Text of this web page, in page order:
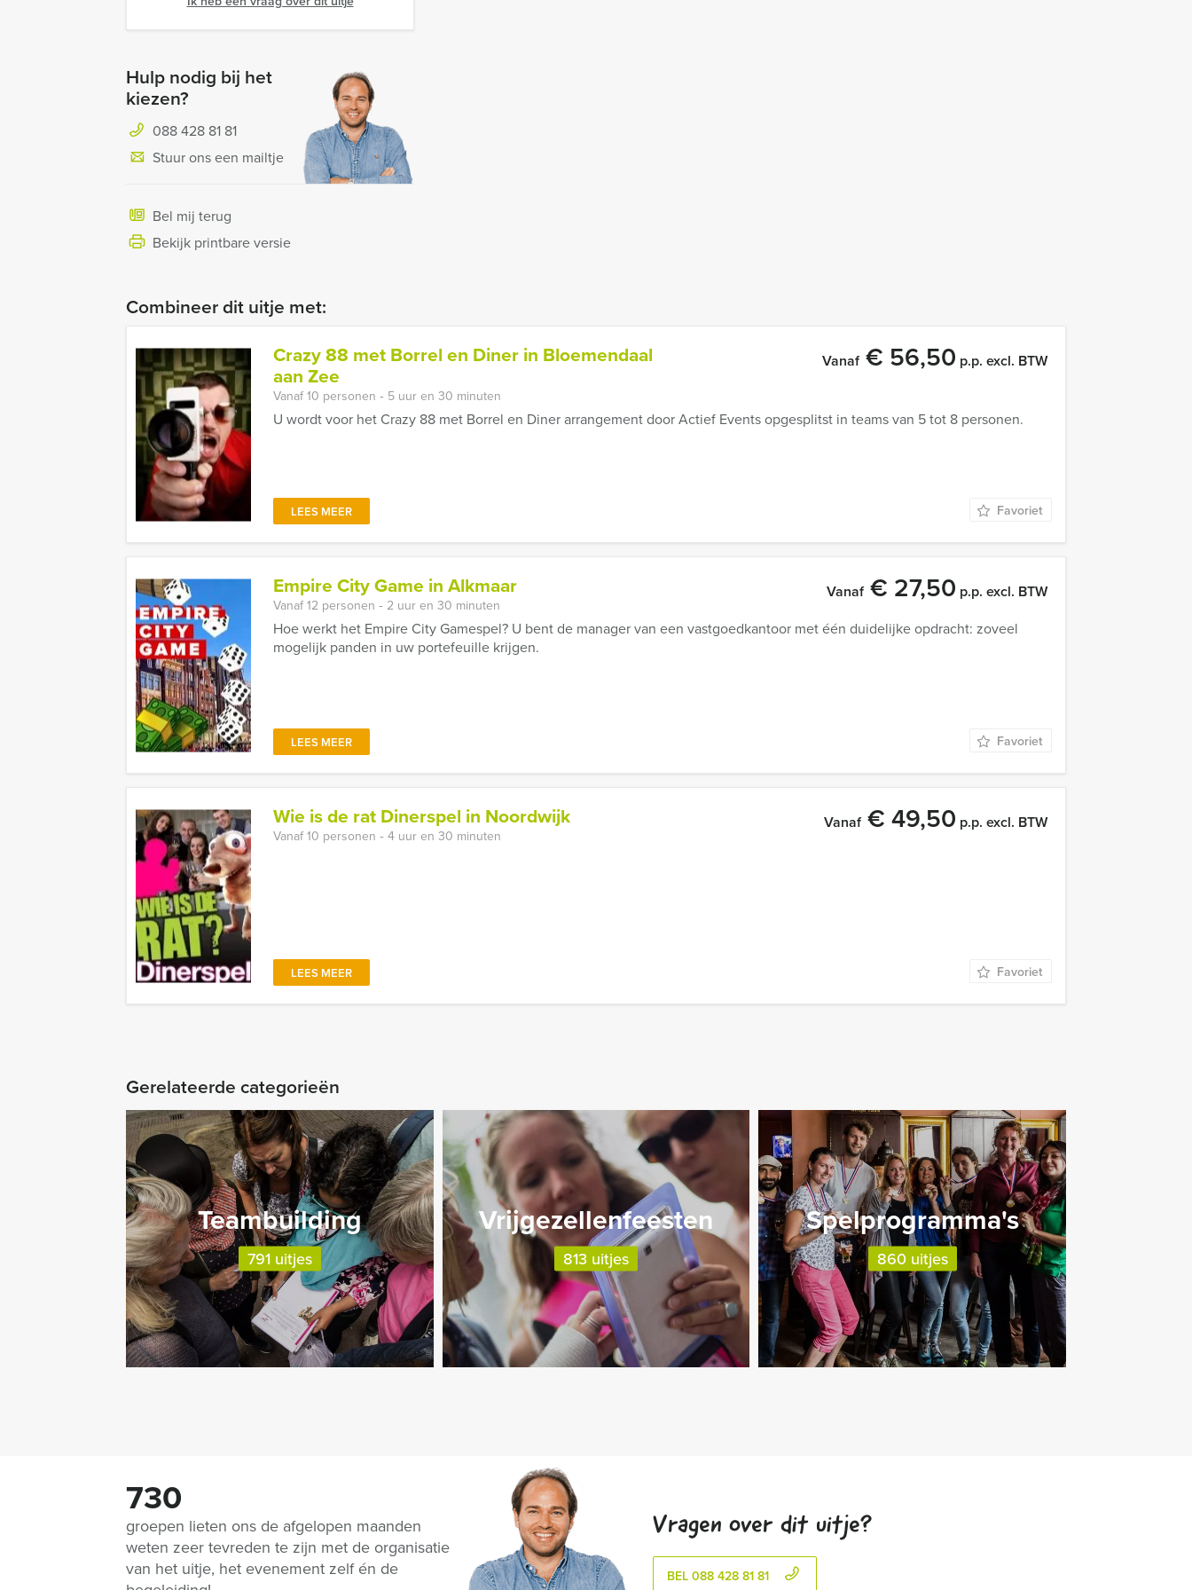
Hulp nodig bij het
kiezen?
088 428 81 81
Stuur ons een mailtje
Bel mij terug
Bekijk printbare versie
Combineer dit uitje met:
Crazy 88 met Borrel en Diner in Bloemendaal
aan Zee
Vanaf€ 56,50 p.p. excl. BTW
Vanaf 10 personen ‐ 5 uur en 30 minuten
U wordt voor het Crazy 88 met Borrel en Diner arrangement door Actief Events opgesplitst in teams van 5 tot 8 personen.
LEES MEER Favoriet
Empire City Game in Alkmaar Vanaf€ 27,50 p.p. excl. BTW
Vanaf 12 personen ‐ 2 uur en 30 minuten
Hoe werkt het Empire City Gamespel? U bent de manager van een vastgoedkantoor met één duidelijke opdracht: zoveel
mogelijk panden in uw portefeuille krijgen.
LEES MEER Favoriet
Wie is de rat Dinerspel in Noordwijk Vanaf€ 49,50 p.p. excl. BTW
Vanaf 10 personen ‐ 4 uur en 30 minuten
LEES MEER Favoriet
Gerelateerde categorieën
Teambuilding
791 uitjes
Vrijgezellenfeesten
813 uitjes
Spelprogramma's
860 uitjes
730
groepen lieten ons de afgelopen maanden
weten zeer tevreden te zijn met de organisatie
van het uitje, het evenement zelf én de
Vragen over dit uitje?
BEL 088 428 81 81